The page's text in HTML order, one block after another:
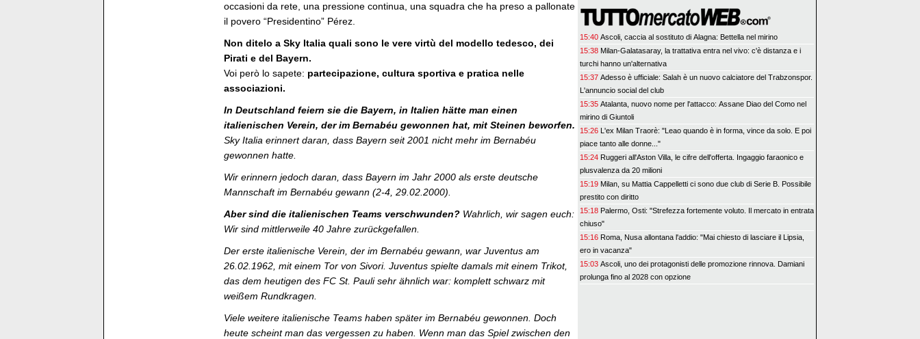
occasioni da rete, una pressione continua, una squadra che ha preso a pallonate
il povero “Presidentino” Pérez.
Non ditelo a Sky Italia quali sono le vere virtù del modello tedesco, dei
Pirati e del Bayern.
Voi però lo sapete: partecipazione, cultura sportiva e pratica nelle
associazioni.
In Deutschland feiern sie die Bayern, in Italien hätte man einen
italienischen Verein, der im Bernabéu gewonnen hat, mit Steinen beworfen.
Sky Italia erinnert daran, dass Bayern seit 2001 nicht mehr im Bernabéu
gewonnen hatte.
Wir erinnern jedoch daran, dass Bayern im Jahr 2000 als erste deutsche
Mannschaft im Bernabéu gewann (2-4, 29.02.2000).
Aber sind die italienischen Teams verschwunden? Wahrlich, wir sagen euch:
Wir sind mittlerweile 40 Jahre zurückgefallen.
Der erste italienische Verein, der im Bernabéu gewann, war Juventus am
26.02.1962, mit einem Tor von Sivori. Juventus spielte damals mit einem Trikot,
das dem heutigen des FC St. Pauli sehr ähnlich war: komplett schwarz mit
weißem Rundkragen.
Viele weitere italienische Teams haben später im Bernabéu gewonnen. Doch
heute scheint man das vergessen zu haben. Wenn man das Spiel zwischen den
15:40 Ascoli, caccia al sostituto di Alagna: Bettella nel mirino
15:38 Milan-Galatasaray, la trattativa entra nel vivo: c'è distanza e i
turchi hanno un'alternativa
15:37 Adesso è ufficiale: Salah è un nuovo calciatore del Trabzonspor.
L'annuncio social del club
15:35 Atalanta, nuovo nome per l'attacco: Assane Diao del Como nel
mirino di Giuntoli
15:26 L'ex Milan Traorè: "Leao quando è in forma, vince da solo. E poi
piace tanto alle donne..."
15:24 Ruggeri all'Aston Villa, le cifre dell'offerta. Ingaggio faraonico e
plusvalenza da 20 milioni
15:19 Milan, su Mattia Cappelletti ci sono due club di Serie B. Possibile
prestito con diritto
15:18 Palermo, Osti: "Strefezza fortemente voluto. Il mercato in entrata
chiuso"
15:16 Roma, Nusa allontana l'addio: "Mai chiesto di lasciare il Lipsia,
ero in vacanza"
15:03 Ascoli, uno dei protagonisti delle promozione rinnova. Damiani
prolunga fino al 2028 con opzione